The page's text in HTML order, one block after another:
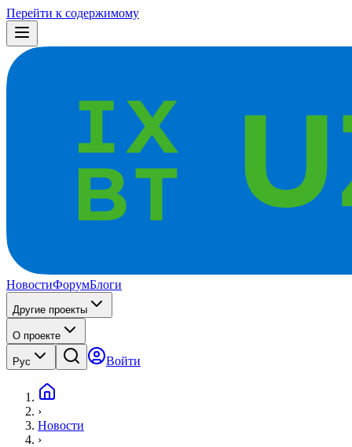
Перейти к содержимому
НовостиФорумБлоги
Другие проекты
О проекте
Рус Войти
›
Новости
›